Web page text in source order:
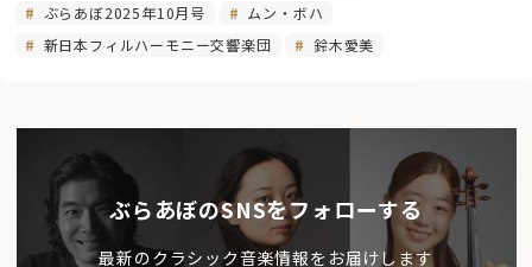
ぶらあぼ2025年10月号
ムン・ボハ
新日本フィルハーモニー交響楽団
鈴木愛美
ぶらあぼのSNSをフォローする
最新のクラシック音楽情報をお届けします